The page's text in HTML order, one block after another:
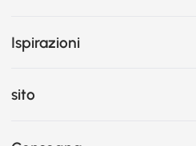
Ispirazioni
sito